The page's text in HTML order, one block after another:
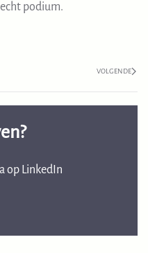
podium.
VOLGENDE
op LinkedIn